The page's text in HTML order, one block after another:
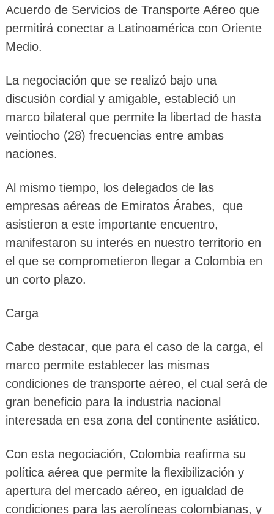
Acuerdo de Servicios de Transporte Aéreo que
permitirá conectar a Latinoamérica con Oriente
Medio.
La negociación que se realizó bajo una
discusión cordial y amigable, estableció un
marco bilateral que permite la libertad de hasta
veintiocho (28) frecuencias entre ambas
naciones.
Al mismo tiempo, los delegados de las
empresas aéreas de Emiratos Árabes, que
asistieron a este importante encuentro,
manifestaron su interés en nuestro territorio en
el que se comprometieron llegar a Colombia en
un corto plazo.
Carga
Cabe destacar, que para el caso de la carga, el
marco permite establecer las mismas
condiciones de transporte aéreo, el cual será de
gran beneficio para la industria nacional
interesada en esa zona del continente asiático.
Con esta negociación, Colombia reafirma su
política aérea que permite la flexibilización y
apertura del mercado aéreo, en igualdad de
condiciones para las aerolíneas colombianas, y